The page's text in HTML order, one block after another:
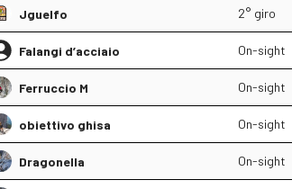
Jguelfo 2° giro
Falangi d’acciaio On-sight
Ferruccio M On-sight
obiettivo ghisa On-sight
Dragonella On-sight